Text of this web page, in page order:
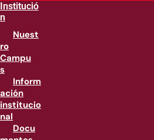
Institució
n
Nuest
ro
Campu
s
Inform
ación
institucio
nal
Docu